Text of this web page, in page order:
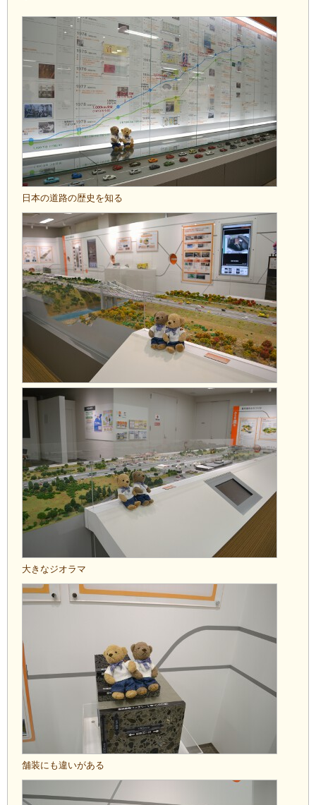
日本の道路の歴史を知る
大きなジオラマ
舗装にも違いがある